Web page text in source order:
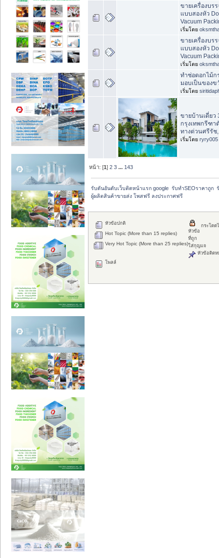
ขายเครื่องบร
แบบสองหัว
Vacuum
เริ่มโดย
ขายเครื่องบร
แบบสองหัว
Vacuum
เริ่มโดย
ทำช่อดอกไม้ก
มอบเป็นของ
เริ่มโดย
ขายบ้านเดี่ยว
กรุงเทพกรีฑา
ทางด่วนศรีรัช
เริ่มโดย ryry005
หน้า: [1]2 3 ...143
รับดันอันดับเว็บติดหน้าแรก google  รับทำSEOราคาถูก
ผู้ผลิตสินค้าขายส่ง โพสฟรี ลงประกาศฟรี
กระโดด
หัวข้อปกติ
Hot Topic (More than 15 replies)
Very Hot Topic (More than 25 replies)
หัวข้อ
ที่ถูก
ใส่กุญแจ
หัวข้อติดห
โพลล์